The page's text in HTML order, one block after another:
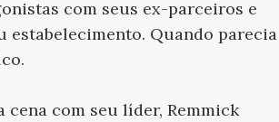
com seus ex-parceiros e
estabelecimento. Quando parecia
com seu líder, Remmick